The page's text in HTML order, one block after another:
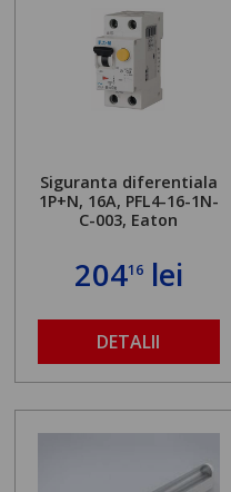
Siguranta diferentiala
1P+N, 16A, PFL4-16-1N-
C-003, Eaton
20416lei
DETALII